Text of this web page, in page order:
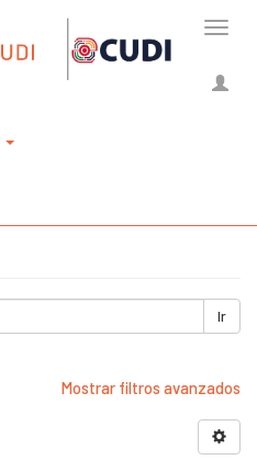
Ir
Mostrar filtros avanzados